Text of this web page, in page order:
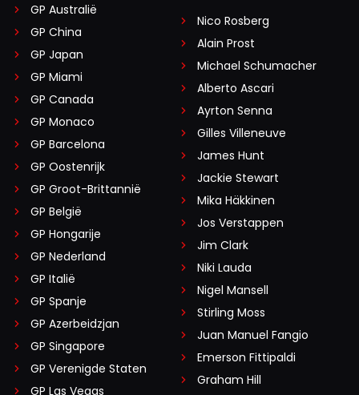
GP Australië
GP China
GP Japan
GP Miami
GP Canada
GP Monaco
GP Barcelona
GP Oostenrijk
GP Groot-Brittannië
GP België
GP Hongarije
GP Nederland
GP Italië
GP Spanje
GP Azerbeidzjan
GP Singapore
GP Verenigde Staten
GP Las Vegas
Nico Rosberg
Alain Prost
Michael Schumacher
Alberto Ascari
Ayrton Senna
Gilles Villeneuve
James Hunt
Jackie Stewart
Mika Häkkinen
Jos Verstappen
Jim Clark
Niki Lauda
Nigel Mansell
Stirling Moss
Juan Manuel Fangio
Emerson Fittipaldi
Graham Hill